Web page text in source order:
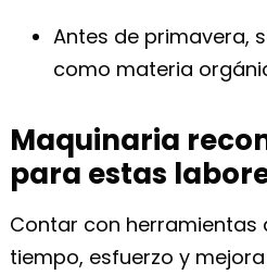
Antes de primavera,
como materia
Maquinaria
para estas
Contar con
tiempo, esfuerzo y